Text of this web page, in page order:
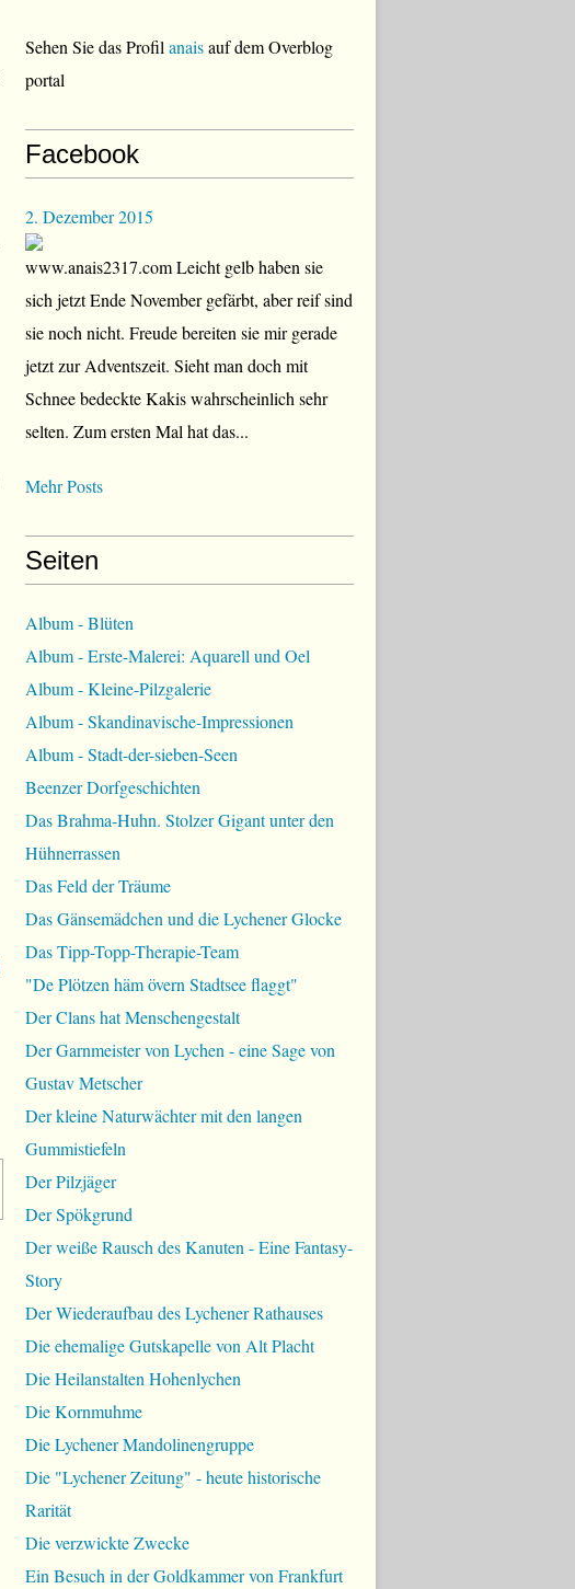
Sehen Sie das Profil anaisauf dem Overblog
portal
Facebook
2. Dezember 2015
www.anais2317.com Leicht gelb haben sie
sich jetzt Ende November gefärbt, aber reif sind
sie noch nicht. Freude bereiten sie mir gerade
jetzt zur Adventszeit. Sieht man doch mit
Schnee bedeckte Kakis wahrscheinlich sehr
selten. Zum ersten Mal hat das...
Mehr Posts
Seiten
Album - Blüten
Album - Erste-Malerei: Aquarell und Oel
Album - Kleine-Pilzgalerie
Album - Skandinavische-Impressionen
Album - Stadt-der-sieben-Seen
Beenzer Dorfgeschichten
Das Brahma-Huhn. Stolzer Gigant unter den
Hühnerrassen
Das Feld der Träume
Das Gänsemädchen und die Lychener Glocke
Das Tipp-Topp-Therapie-Team
"De Plötzen häm övern Stadtsee flaggt"
Der Clans hat Menschengestalt
Der Garnmeister von Lychen - eine Sage von
Gustav Metscher
Der kleine Naturwächter mit den langen
Gummistiefeln
Der Pilzjäger
Der Spökgrund
Der weiße Rausch des Kanuten - Eine Fantasy-
Story
Der Wiederaufbau des Lychener Rathauses
Die ehemalige Gutskapelle von Alt Placht
Die Heilanstalten Hohenlychen
Die Kornmuhme
Die Lychener Mandolinengruppe
Die "Lychener Zeitung" - heute historische
Rarität
Die verzwickte Zwecke
Ein Besuch in der Goldkammer von Frankfurt